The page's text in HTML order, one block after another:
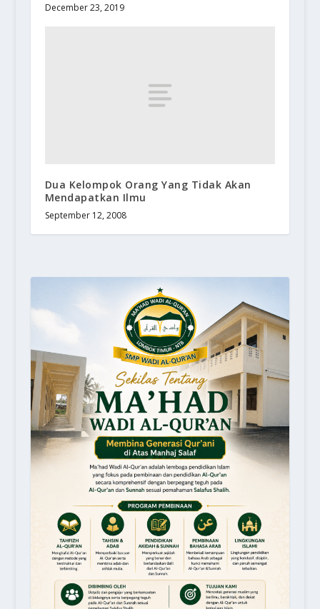
December 23, 2019
Dua Kelompok Orang Yang Tidak Akan
Mendapatkan Ilmu
September 12, 2008